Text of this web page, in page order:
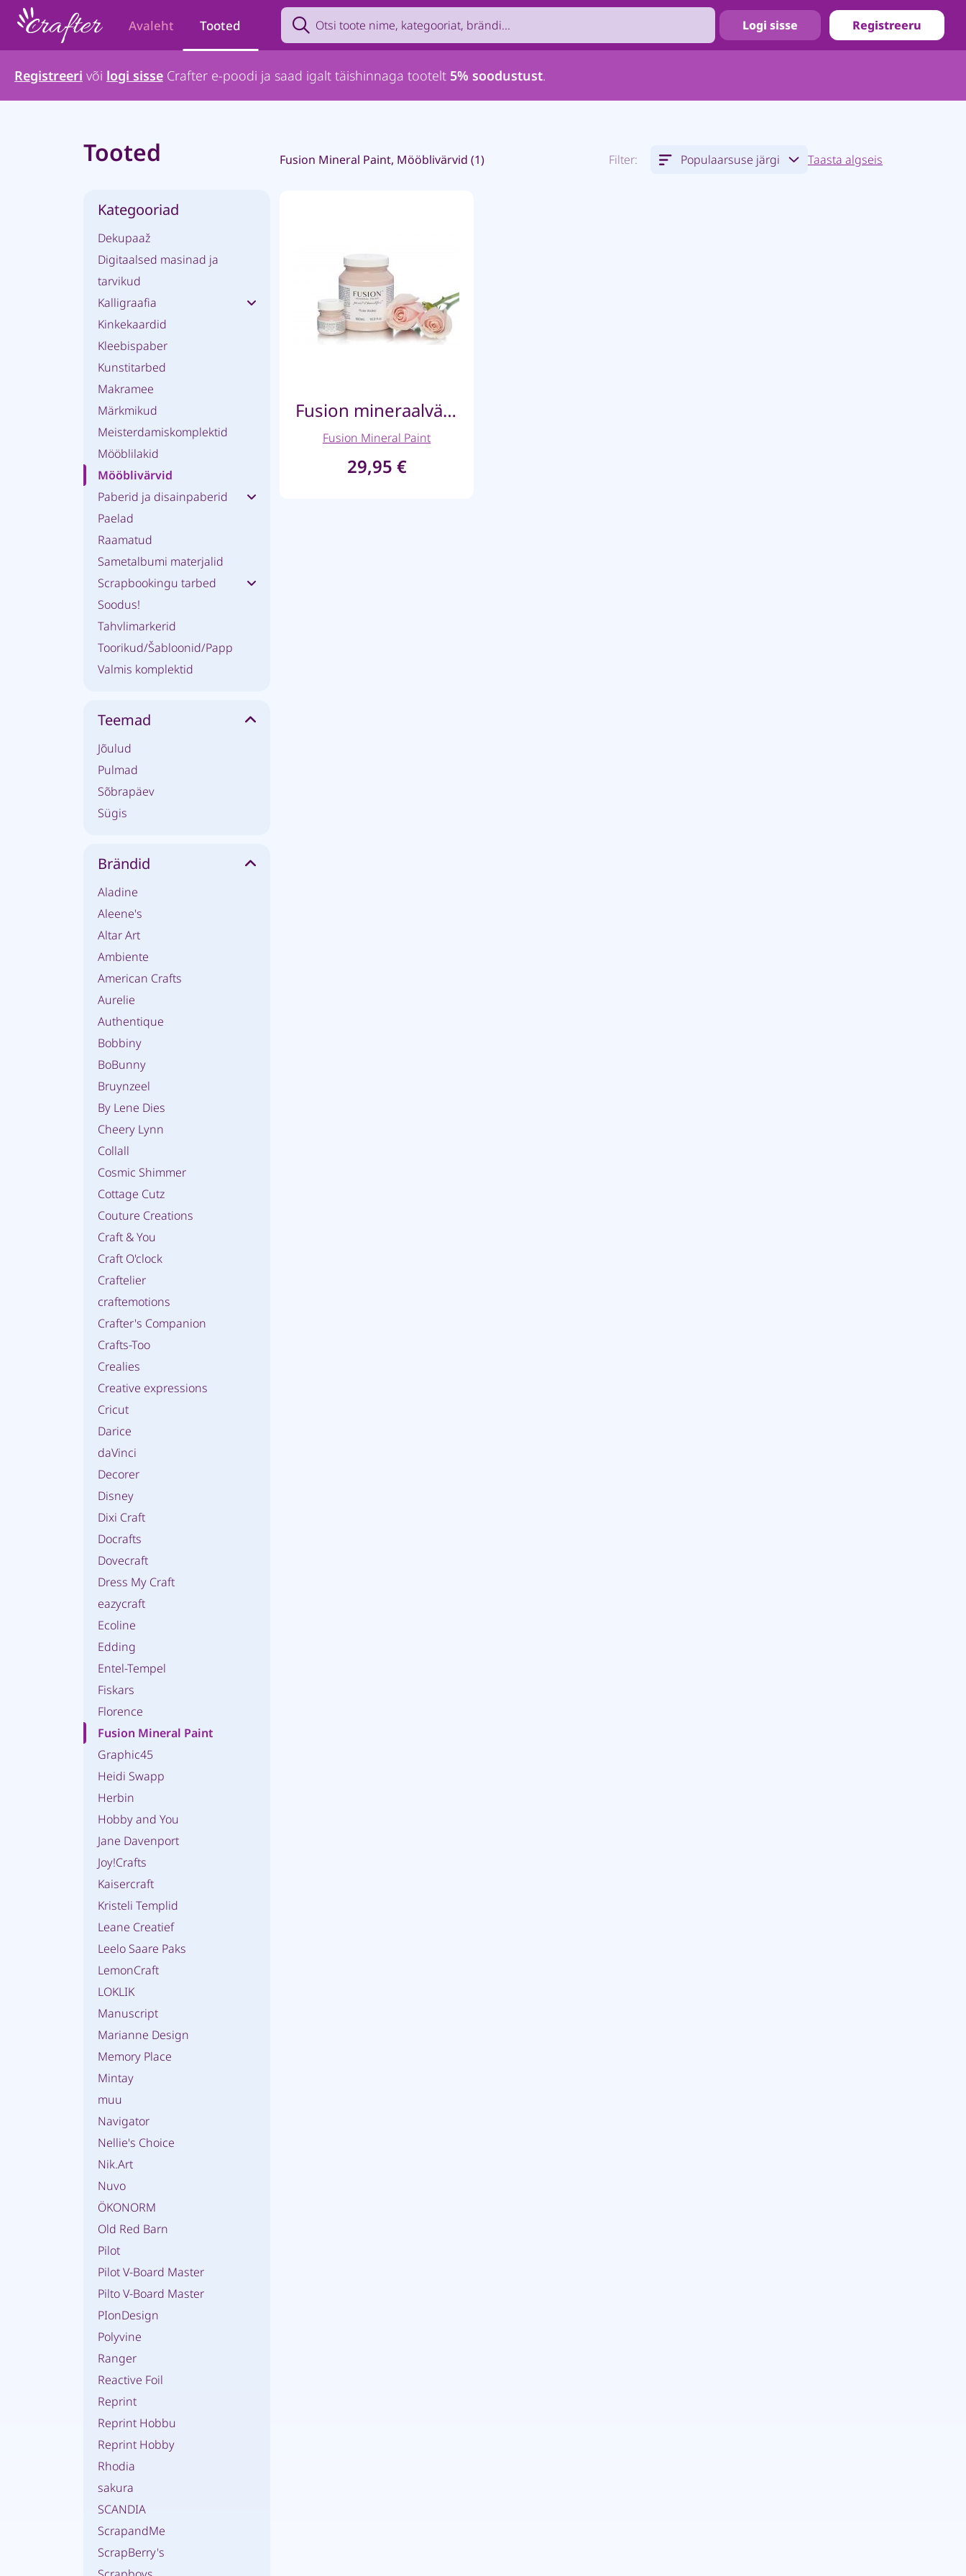
Avaleht Tooted
Search product by name, brand, category...
Logi sisse Registreeru
Registreeri või logi sisse Crafter e-poodi ja saad igalt täishinnaga tootelt 5% soodustust.
Tooted
Kategooriad
Dekupaaž
Digitaalsed masinad ja
tarvikud
Kalligraafia
Kinkekaardid
Kleebispaber
Kunstitarbed
Makramee
Märkmikud
Meisterdamiskomplektid
Mööblilakid
Mööblivärvid
Paberid ja disainpaberid
Paelad
Raamatud
Sametalbumi materjalid
Scrapbookingu tarbed
Soodus!
Tahvlimarkerid
Toorikud/Šabloonid/Papp
Valmis komplektid
Teemad
Jõulud
Pulmad
Sõbrapäev
Sügis
Brändid
Aladine
Aleene's
Altar Art
Ambiente
American Crafts
Aurelie
Authentique
Bobbiny
BoBunny
Bruynzeel
By Lene Dies
Cheery Lynn
Collall
Cosmic Shimmer
Cottage Cutz
Couture Creations
Craft & You
Craft O'clock
Craftelier
craftemotions
Crafter's Companion
Crafts-Too
Crealies
Creative expressions
Cricut
Darice
daVinci
Decorer
Disney
Dixi Craft
Docrafts
Dovecraft
Dress My Craft
eazycraft
Ecoline
Edding
Entel-Tempel
Fiskars
Florence
Fusion Mineral Paint
Graphic45
Heidi Swapp
Herbin
Hobby and You
Jane Davenport
Joy!Crafts
Kaisercraft
Kristeli Templid
Leane Creatief
Leelo Saare Paks
LemonCraft
LOKLIK
Manuscript
Marianne Design
Memory Place
Mintay
muu
Navigator
Nellie's Choice
Nik.Art
Nuvo
ÖKONORM
Old Red Barn
Pilot
Pilot V-Board Master
Pilto V-Board Master
PIonDesign
Polyvine
Ranger
Reactive Foil
Reprint
Reprint Hobbu
Reprint Hobby
Rhodia
sakura
SCANDIA
ScrapandMe
ScrapBerry's
Fusion Mineral Paint, Mööblivärvid (1) Filter: Populaarsuse järgi Taasta algseis
Fusion mineraalvärv – Rose Water – 500ml
Fusion Mineral Paint
29,95 €